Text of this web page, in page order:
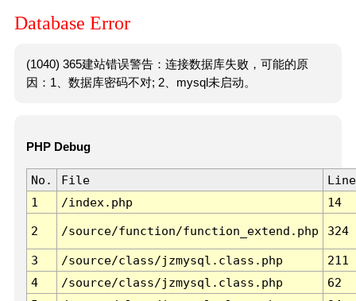
Database Error
(1040) 365建站错误警告：连接数据库失败，可能的原
因：1、数据库密码不对; 2、mysql未启动。
PHP Debug
No. File
Line
1
/index.php 14
2 /source/function/function_extend.php 324
3 /source/class/jzmysql.class.php
211
4
/source/class/jzmysql.class.php
62